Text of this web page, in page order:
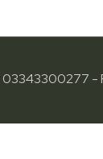
03343300277 -